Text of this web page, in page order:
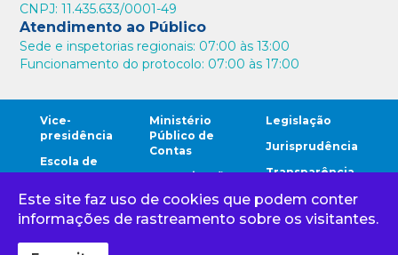
CNPJ: 11.435.633/0001-49
Atendimento ao Público
Sede e inspetorias regionais: 07:00 às 13:00
Funcionamento do protocolo: 07:00 às 17:00
Vice-
presidência
Escola de
Contas
Ouvidoria
Corregedoria
Ministério
Público de
Contas
Comunicação
Cidadão
Gestores
Legislação
Jurisprudência
Transparência
Comunidade
TCE
Este site faz uso de cookies que podem conter
informações de rastreamento sobre os visitantes.